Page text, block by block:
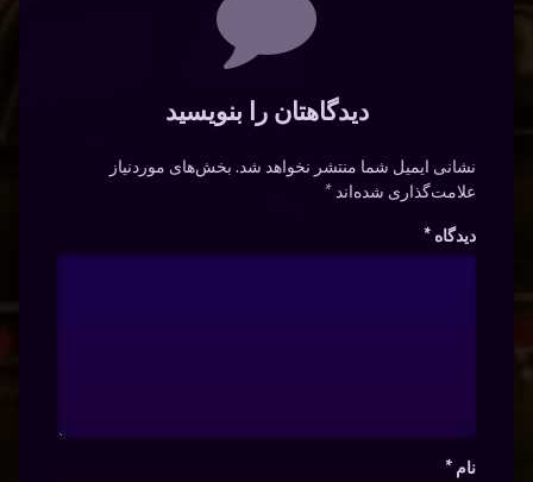
دیدگاهتان را بنویسید
نشانی ایمیل شما منتشر نخواهد شد. بخش‌های موردنیاز
علامت‌گذاری شده‌اند*
دیدگاه *
نام *